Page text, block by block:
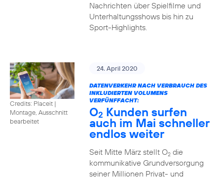
Nachrichten über Spielfilme und
Unterhaltungsshows bis hin zu
Sport-Highlights.
Credits: Placeit |
Montage, Ausschnitt
bearbeitet
24. April 2020
DATENVERKEHR NACH VERBRAUCH DES
INKLUDIERTEN VOLUMENS
VERFÜNFFACHT:
O2 Kunden surfen
auch im Mai schneller
endlos weiter
Seit Mitte März stellt O2die
kommunikative Grundversorgung
seiner Millionen Privat- und